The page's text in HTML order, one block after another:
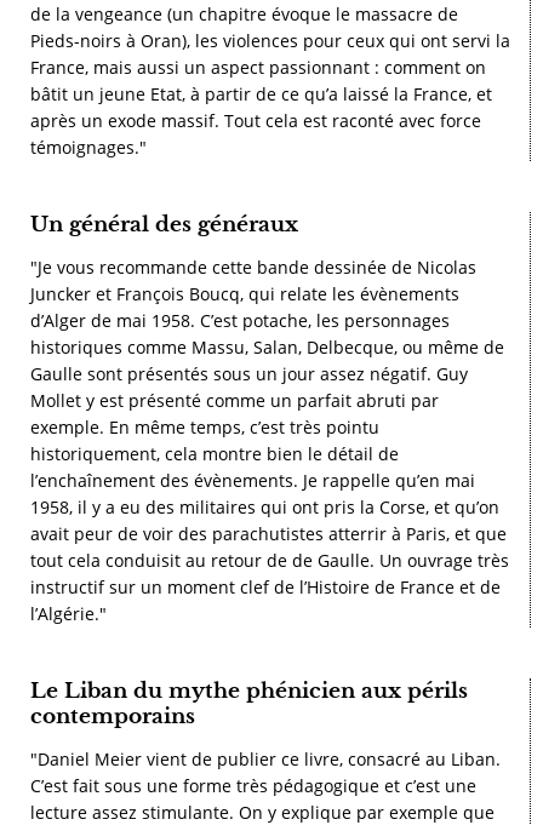
de la vengeance (un chapitre évoque le massacre de
Pieds-noirs à Oran), les violences pour ceux qui ont servi la
France, mais aussi un aspect passionnant : comment on
bâtit un jeune Etat, à partir de ce qu’a laissé la France, et
après un exode massif. Tout cela est raconté avec force
témoignages."
Un général des généraux
"Je vous recommande cette bande dessinée de Nicolas
Juncker et François Boucq, qui relate les évènements
d’Alger de mai 1958. C’est potache, les personnages
historiques comme Massu, Salan, Delbecque, ou même de
Gaulle sont présentés sous un jour assez négatif. Guy
Mollet y est présenté comme un parfait abruti par
exemple. En même temps, c’est très pointu
historiquement, cela montre bien le détail de
l’enchaînement des évènements. Je rappelle qu’en mai
1958, il y a eu des militaires qui ont pris la Corse, et qu’on
avait peur de voir des parachutistes atterrir à Paris, et que
tout cela conduisit au retour de de Gaulle. Un ouvrage très
instructif sur un moment clef de l’Histoire de France et de
l’Algérie."
Le Liban du mythe phénicien aux périls
contemporains
"Daniel Meier vient de publier ce livre, consacré au Liban.
C’est fait sous une forme très pédagogique et c’est une
lecture assez stimulante. On y explique par exemple que